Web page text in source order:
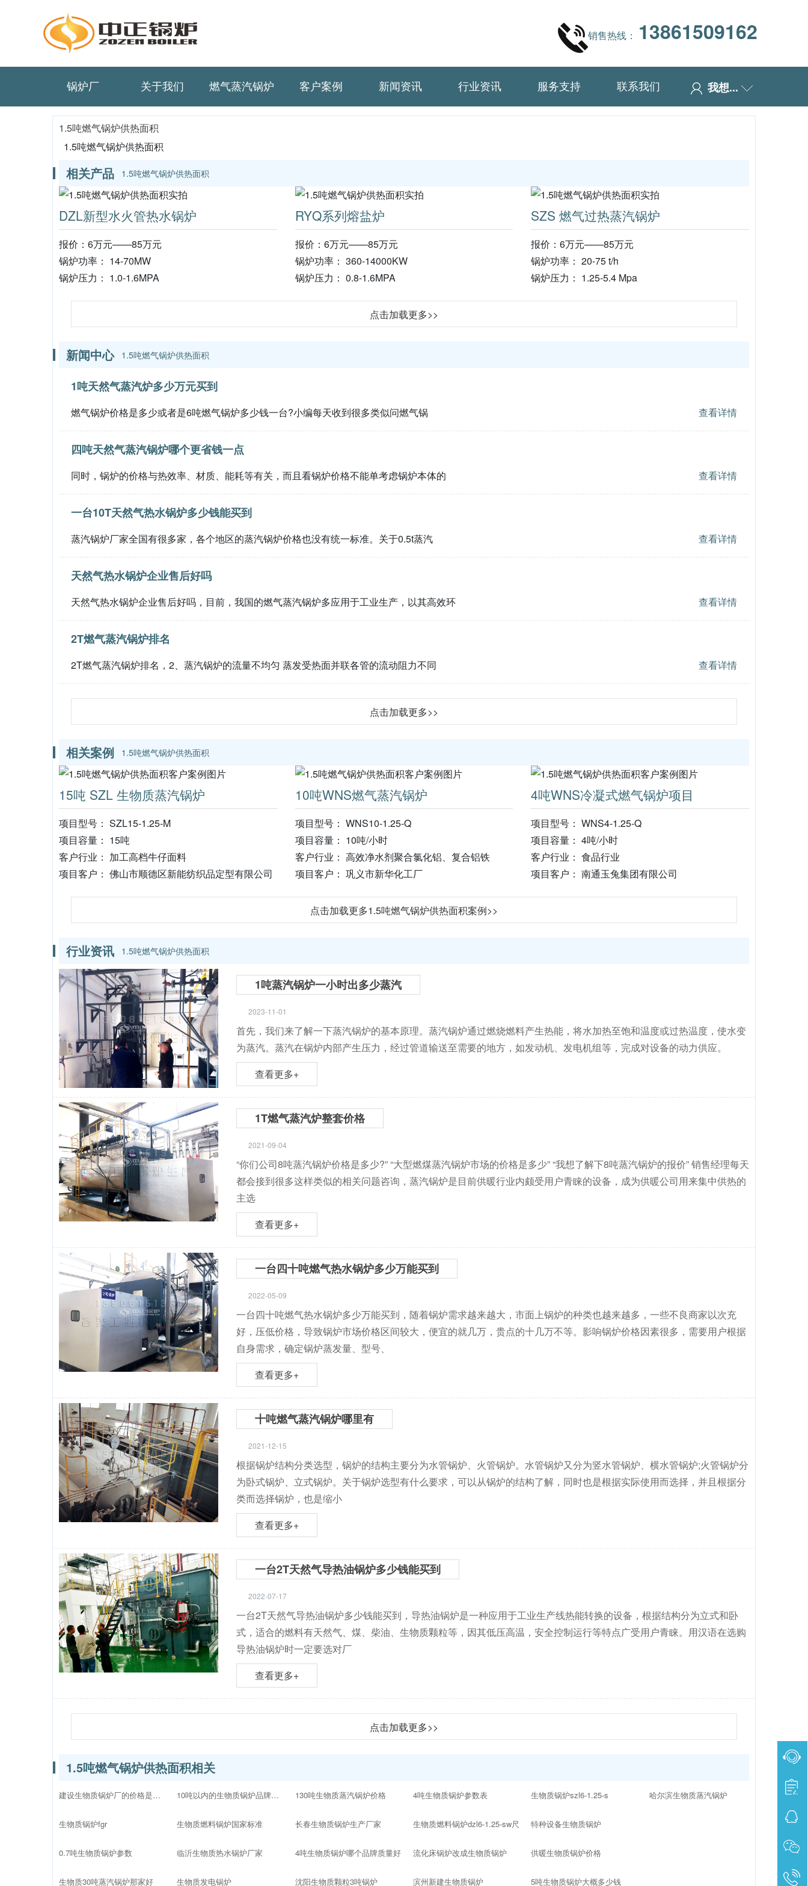
销售热线： 13861509162
锅炉厂 关于我们 燃气蒸汽锅炉 客户案例 新闻资讯 行业资讯 服务支持 联系我们 我想...
1.5吨燃气锅炉供热面积
1.5吨燃气锅炉供热面积
相关产品 1.5吨燃气锅炉供热面积
DZL新型水火管热水锅炉
报价：6万元——85万元
锅炉功率： 14-70MW
锅炉压力： 1.0-1.6MPA
RYQ系列熔盐炉
报价：6万元——85万元
锅炉功率： 360-14000KW
锅炉压力： 0.8-1.6MPA
SZS 燃气过热蒸汽锅炉
报价：6万元——85万元
锅炉功率： 20-75 t/h
锅炉压力： 1.25-5.4 Mpa
点击加载更多>>
新闻中心 1.5吨燃气锅炉供热面积
1吨天然气蒸汽炉多少万元买到
燃气锅炉价格是多少或者是6吨燃气锅炉多少钱一台?小编每天收到很多类似问燃气锅 查看详情
四吨天然气蒸汽锅炉哪个更省钱一点
同时，锅炉的价格与热效率、材质、能耗等有关，而且看锅炉价格不能单考虑锅炉本体的 查看详情
一台10T天然气热水锅炉多少钱能买到
蒸汽锅炉厂家全国有很多家，各个地区的蒸汽锅炉价格也没有统一标准。关于0.5t蒸汽 查看详情
天然气热水锅炉企业售后好吗
天然气热水锅炉企业售后好吗，目前，我国的燃气蒸汽锅炉多应用于工业生产，以其高效环 查看详情
2T燃气蒸汽锅炉排名
2T燃气蒸汽锅炉排名，2、蒸汽锅炉的流量不均匀 蒸发受热面并联各管的流动阻力不同 查看详情
点击加载更多>>
相关案例 1.5吨燃气锅炉供热面积
15吨 SZL 生物质蒸汽锅炉
项目型号： SZL15-1.25-M
项目容量： 15吨
客户行业： 加工高档牛仔面料
项目客户： 佛山市顺德区新能纺织品定型有限公司
10吨WNS燃气蒸汽锅炉
项目型号： WNS10-1.25-Q
项目容量： 10吨/小时
客户行业： 高效净水剂聚合氯化铝、复合铝铁
项目客户： 巩义市新华化工厂
4吨WNS冷凝式燃气锅炉项目
项目型号： WNS4-1.25-Q
项目容量： 4吨/小时
客户行业： 食品行业
项目客户： 南通玉兔集团有限公司
点击加载更多1.5吨燃气锅炉供热面积案例>>
行业资讯 1.5吨燃气锅炉供热面积
1吨蒸汽锅炉一小时出多少蒸汽
2023-11-01
首先，我们来了解一下蒸汽锅炉的基本原理。蒸汽锅炉通过燃烧燃料产生热能，将水加热至饱和温度或过热温度，使水变
为蒸汽。蒸汽在锅炉内部产生压力，经过管道输送至需要的地方，如发动机、发电机组等，完成对设备的动力供应。
查看更多+
1T燃气蒸汽炉整套价格
2021-09-04
“你们公司8吨蒸汽锅炉价格是多少?” “大型燃煤蒸汽锅炉市场的价格是多少” “我想了解下8吨蒸汽锅炉的报价” 销售经理每天
都会接到很多这样类似的相关问题咨询，蒸汽锅炉是目前供暖行业内颇受用户青睐的设备，成为供暖公司用来集中供热的
主选
查看更多+
一台四十吨燃气热水锅炉多少万能买到
2022-05-09
一台四十吨燃气热水锅炉多少万能买到，随着锅炉需求越来越大，市面上锅炉的种类也越来越多，一些不良商家以次充
好，压低价格，导致锅炉市场价格区间较大，便宜的就几万，贵点的十几万不等。影响锅炉价格因素很多，需要用户根据
自身需求，确定锅炉蒸发量、型号、
查看更多+
十吨燃气蒸汽锅炉哪里有
2021-12-15
根据锅炉结构分类选型，锅炉的结构主要分为水管锅炉、火管锅炉。水管锅炉又分为竖水管锅炉、横水管锅炉;火管锅炉分
为卧式锅炉、立式锅炉。关于锅炉选型有什么要求，可以从锅炉的结构了解，同时也是根据实际使用而选择，并且根据分
类而选择锅炉，也是缩小
查看更多+
一台2T天然气导热油锅炉多少钱能买到
2022-07-17
一台2T天然气导热油锅炉多少钱能买到，导热油锅炉是一种应用于工业生产线热能转换的设备，根据结构分为立式和卧
式，适合的燃料有天然气、煤、柴油、生物质颗粒等，因其低压高温，安全控制运行等特点广受用户青睐。用汉语在选购
导热油锅炉时一定要选对厂
查看更多+
点击加载更多>>
1.5吨燃气锅炉供热面积相关
建设生物质锅炉厂的价格是多少
生物质锅炉fgr
0.7吨生物质锅炉参数
生物质30吨蒸汽锅炉那家好
10吨以内的生物质锅炉品牌十大排名
生物质燃料锅炉国家标准
临沂生物质热水锅炉厂家
生物质发电锅炉
130吨生物质蒸汽锅炉价格
长春生物质锅炉生产厂家
4吨生物质锅炉哪个品牌质量好
沈阳生物质颗粒3吨锅炉
4吨生物质锅炉参数表
生物质燃料锅炉dzl6-1.25-sw尺
流化床锅炉改成生物质锅炉
滨州新建生物质锅炉
生物质锅炉szl6-1.25-s
特种设备生物质锅炉
供暖生物质锅炉价格
5吨生物质锅炉大概多少钱
哈尔滨生物质蒸汽锅炉